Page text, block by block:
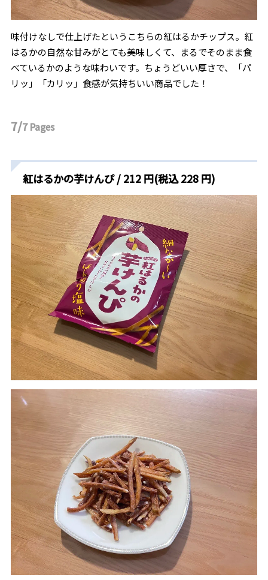
味付けなしで仕上げたというこちらの紅はるかチップス。紅
はるかの自然な甘みがとても美味しくて、まるでそのまま食
べているかのような味わいです。ちょうどいい厚さで、「パ
リッ」「カリッ」食感が気持ちいい商品でした！
7/7Pages
紅はるかの芋けんぴ / 212 円(税込 228 円)